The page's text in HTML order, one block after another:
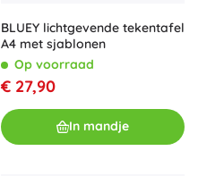
BLUEY lichtgevende tekentafel
A4 met sjablonen
Op voorraad
€ 27,90
In mandje